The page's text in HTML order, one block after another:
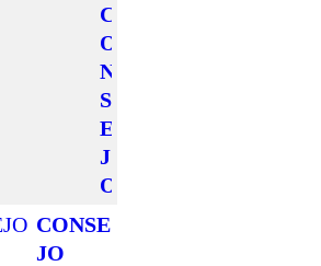
C
O
N
S
E
J
CONSE
JO